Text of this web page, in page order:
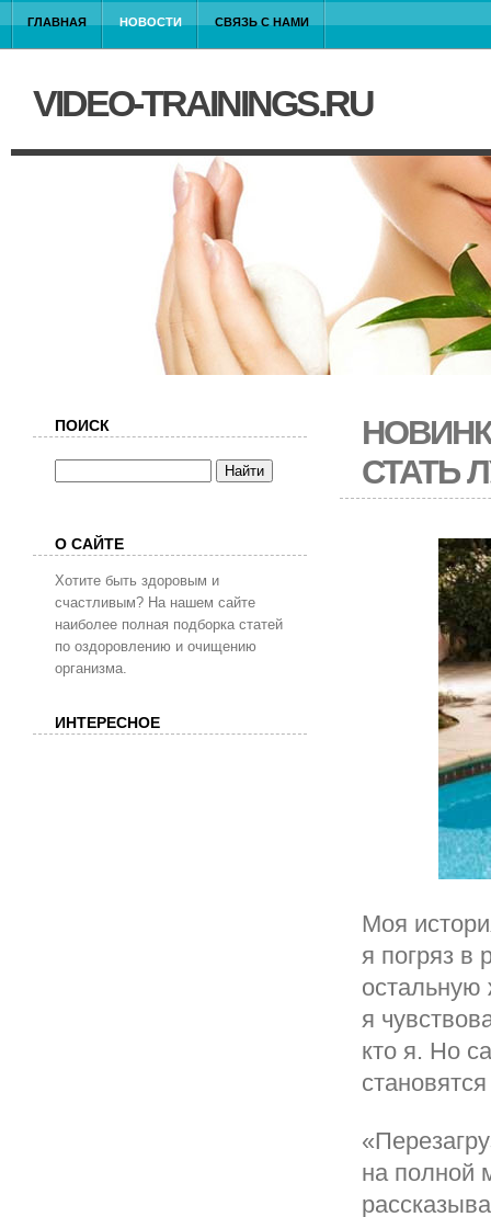
ГЛАВНАЯ НОВОСТИ СВЯЗЬ С НАМИ
VIDEO-TRAININGS.RU
СТАТЬ
Моя
я погряз в
остальную
я
кто я. Но
на полной
ПОИСК
О САЙТЕ
Хотите быть здоровым и
счастливым? На нашем сайте
наиболее полная подборка статей
по оздоровлению и очищению
организма.
ИНТЕРЕСНОЕ